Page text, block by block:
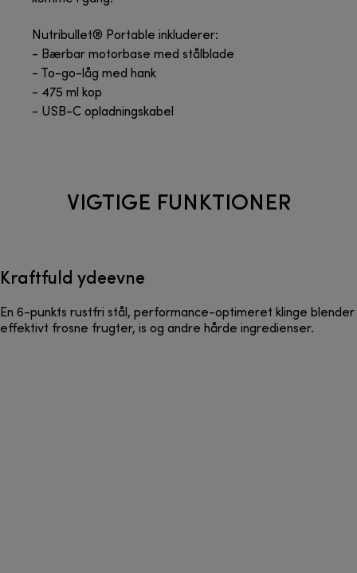
Nutribullet® Portable inkluderer:
- Bærbar motorbase med stålblade
- To-go-låg med hank
- 475 ml kop
- USB-C opladningskabel
VIGTIGE FUNKTIONER
Kraftfuld ydeevne
En 6-punkts rustfri stål, performance-optimeret klinge blender
effektivt frosne frugter, is og andre hårde ingredienser.